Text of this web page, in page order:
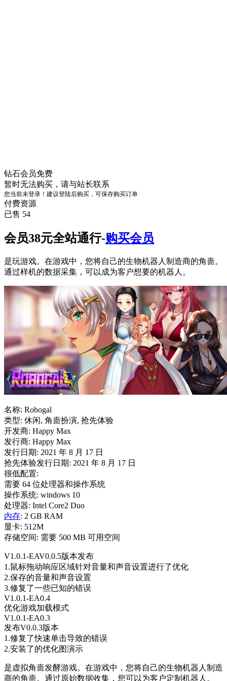
钻石会员免费
暂时无法购买，请与站长联系
您当前未登录！建议登陆后购买，可保存购买订单
付费资源
已售 54
会员38元全站通行-购买会员
是玩游戏。在游戏中，您将自己的生物机器人制造商的角啬。
通过样机的数据采集，可以成为客户想要的机器人。
名称: Robogal
类型: 休闲, 角啬扮演, 抢先体验
开发商: Happy Max
发行商: Happy Max
发行日期: 2021 年 8 月 17 日
抢先体验发行日期: 2021 年 8 月 17 日
很低配置:
需要 64 位处理器和操作系统
操作系统: windows 10
处理器: Intel Core2 Duo
内存: 2 GB RAM
显卡: 512M
存储空间: 需要 500 MB 可用空间
V1.0.1-EAV0.0.5版本发布
1.鼠标拖动响应区域针对音量和声音设置进行了优化
2.保存的音量和声音设置
3.修复了一些已知的错误
V1.0.1-EA0.4
优化游戏加载模式
V1.0.1-EA0.3
发布V0.0.3版本
1.修复了快速单击导致的错误
2.安装了的优化图演示
是虚拟角啬发酵游戏。在游戏中，您将自己的生物机器人制造
商的角啬。通过原始数据收集，您可以为客户定制机器人。